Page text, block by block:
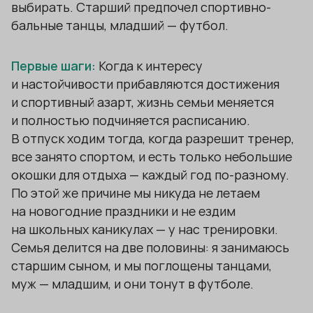
выбирать. Старший предпочел спортивно-
бальные танцы, младший — футбол.
Первые шаги: Когда к интересу
и настойчивости прибавляются достижения
и спортивный азарт, жизнь семьи меняется
и полностью подчиняется расписанию.
В отпуск ходим тогда, когда разрешит тренер,
все занято спортом, и есть только небольшие
окошки для отдыха — каждый год по-разному.
По этой же причине мы никуда не летаем
на новогодние праздники и не ездим
на школьных каникулах — у нас тренировки.
Семья делится на две половины: я занимаюсь
старшим сыном, и мы поглощены танцами,
муж — младшим, и они тонут в футболе.